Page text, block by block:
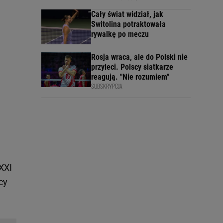
Cały świat widział, jak
Switolina potraktowała
rywalkę po meczu
Rosja wraca, ale do Polski nie
przyleci. Polscy siatkarze
reagują. "Nie rozumiem"
SUBSKRYPCJA